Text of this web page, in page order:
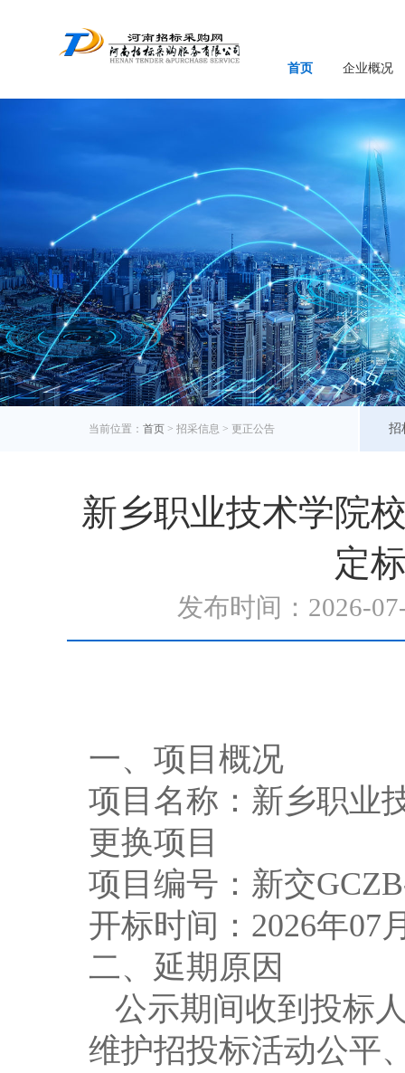
首页 企业概况
当前位置： 首页 > 招采信息 > 更正公告 招
新乡职业技术学院
定
发布时间：2026-
一、项目概况
项目名称：新乡职业
更换项目
项目编号：新交
开标时间 ： 2026年07
二、延期原因
公示期间收到投标
维护招投标活动公平